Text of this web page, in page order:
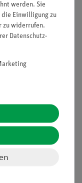
mit 30 x
werden. Sie
die Einwilligung zu
zu widerrufen.
Daten­schutz­